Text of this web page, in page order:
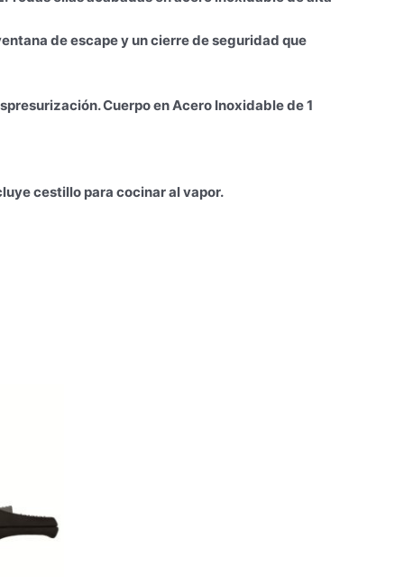
de escape y un cierre de seguridad que
Cuerpo en Acero Inoxidable de 1
cestillo para cocinar al vapor.